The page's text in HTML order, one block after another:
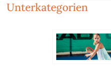
Unterkategorien